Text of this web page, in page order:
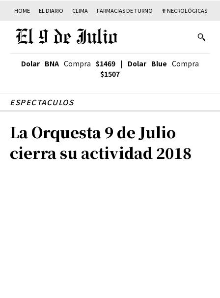
HOME EL DIARIO CLIMA FARMACIAS DE TURNO ✟ NECROLÓGICAS
Dolar BNA Compra $1469 | Dolar Blue Compra
$1507
ESPECTACULOS
La Orquesta 9 de Julio
cierra su actividad 2018